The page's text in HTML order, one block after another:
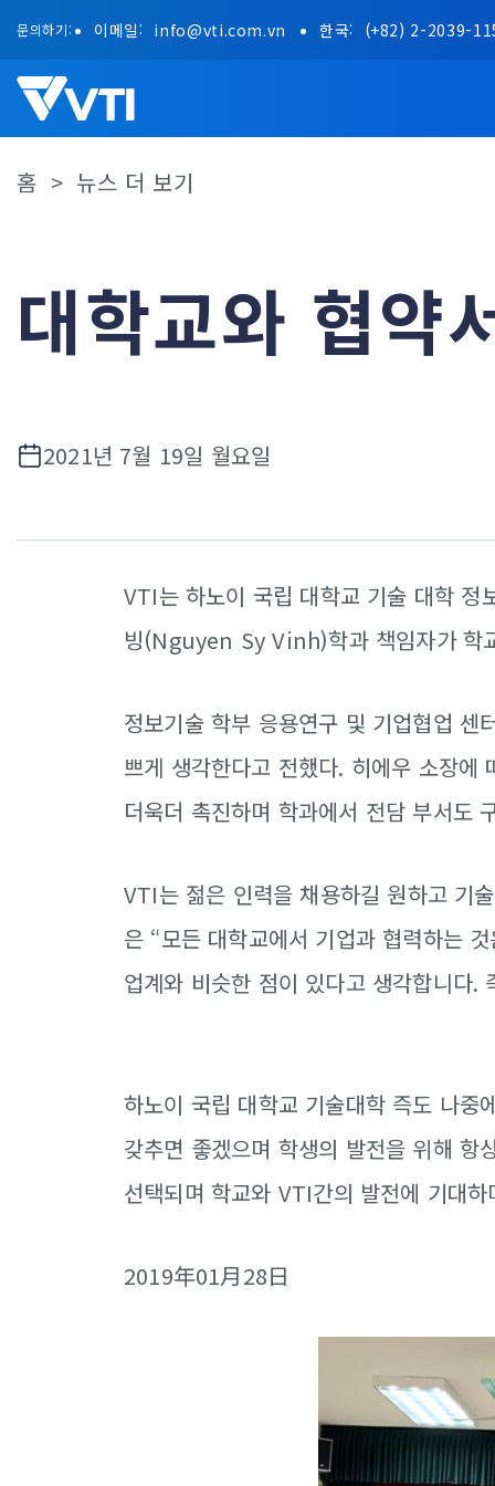
to문의하기: 이메일: info@vti.com.vn 한국: (+82) 2-2039-
홈 > 뉴스 더 보기
대학교와 협약
2021년 7월 19일 월요일
VTI는 하노이 국립 대학교 기술 대학 정
빙(Nguyen Sy Vinh)학과 책임자가 학
정보기술 학부 응용연구 및 기업협업
쁘게 생각한다고 전했다. 히에우 소장에
더욱더 촉진하며 학과에서 전담 부서도
VTI는 젊은 인력을 채용하길 원하고 기
은 “모든 대학교에서 기업과 협력하는
업계와 비슷한 점이 있다고 생각합니다.
하노이 국립 대학교 기술대학 즉도 나중
갖추면 좋겠으며 학생의 발전을 위해
선택되며 학교와 VTI간의 발전에 기대
2019年01月28日